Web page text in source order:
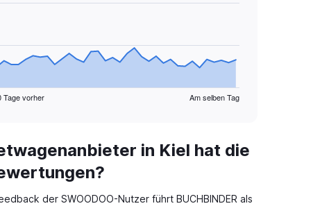
Tage vorher Am selben Tag
in Kiel hat die
der SWOODOO-Nutzer führt BUCHBINDER als